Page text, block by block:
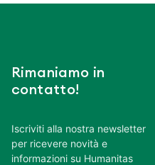
Rimaniamo in
contatto!
Iscriviti alla nostra newsletter
per ricevere novità e
informazioni su Humanitas